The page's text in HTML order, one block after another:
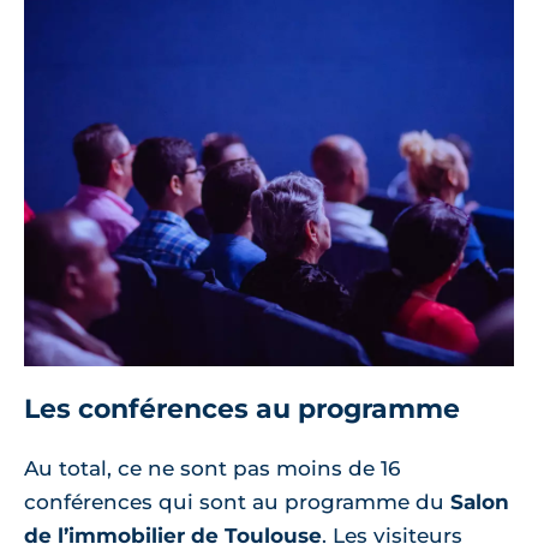
Les conférences au programme
Au total, ce ne sont pas moins de 16
conférences qui sont au programme du Salon
de l’immobilier de Toulouse. Les visiteurs